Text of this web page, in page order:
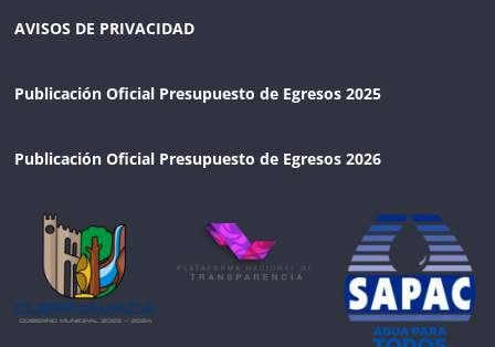
AVISOS DE PRIVACIDAD
Publicación Oficial Presupuesto de Egresos 2025
Publicación Oficial Presupuesto de Egresos 2026